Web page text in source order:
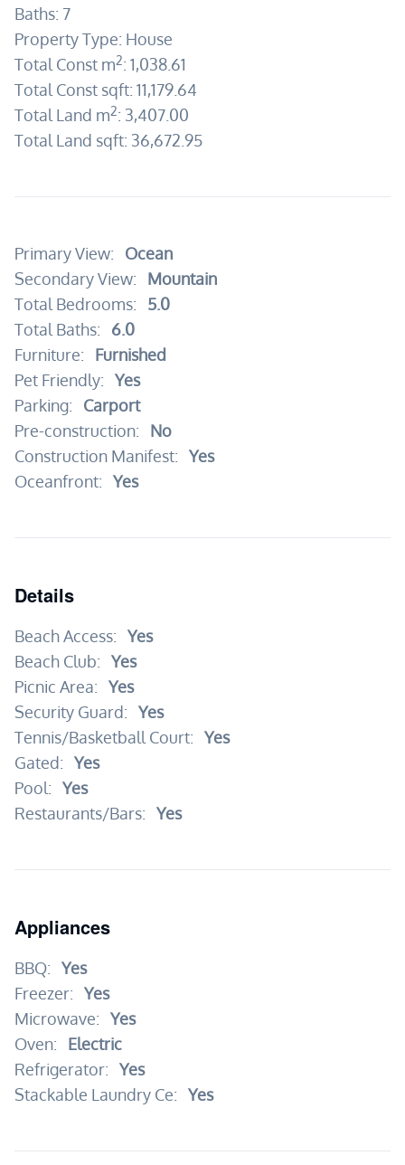
Baths: 7
Property Type: House
Total Const m2: 1,038.61
Total Const sqft: 11,179.64
Total Land m2: 3,407.00
Total Land sqft: 36,672.95
Primary View:
Ocean
Secondary View:
Mountain
Total Bedrooms:
5.0
Total Baths:
6.0
Furniture:
Furnished
Pet Friendly: Yes
Parking:
Carport
Pre-construction:
No
Construction Manifest: Yes
Oceanfront: Yes
Details
Beach Access: Yes
Beach Club: Yes
Picnic Area: Yes
Security Guard: Yes
Tennis/Basketball Court: Yes
Gated: Yes
Pool: Yes
Restaurants/Bars: Yes
Appliances
BBQ: Yes
Freezer: Yes
Microwave: Yes
Oven:
Electric
Refrigerator: Yes
Stackable Laundry Ce: Yes